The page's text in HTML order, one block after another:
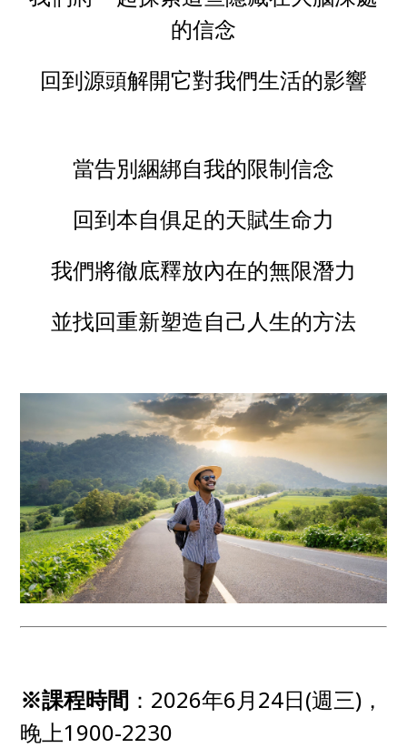
的信念
回到源頭解開它對我們生活的影響
當告別綑綁自我的限制信念
回到本自俱足的天賦生命力
我們將徹底釋放內在的無限潛力
並找回重新塑造自己人生的方法
※課程時間 ：2026年6月24日(週三)，
晚上1900-2230